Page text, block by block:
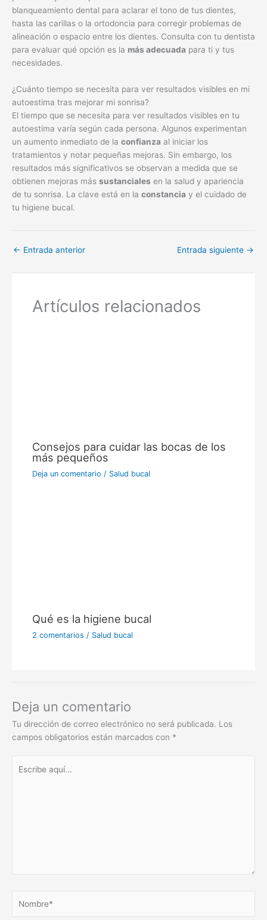
blanqueamiento dental para aclarar el tono de tus dientes,
hasta las carillas o la ortodoncia para corregir problemas de
alineación o espacio entre los dientes. Consulta con tu dentista
para evaluar qué opción es la más adecuada para ti y tus
necesidades.
¿Cuánto tiempo se necesita para ver resultados visibles en mi
autoestima tras mejorar mi sonrisa?
El tiempo que se necesita para ver resultados visibles en tu
autoestima varía según cada persona. Algunos experimentan
un aumento inmediato de la confianza al iniciar los
tratamientos y notar pequeñas mejoras. Sin embargo, los
resultados más significativos se observan a medida que se
obtienen mejoras más sustanciales en la salud y apariencia
de tu sonrisa. La clave está en la constancia y el cuidado de
tu higiene bucal.
← Entrada anterior Entrada siguiente →
Artículos relacionados
Consejos para cuidar las bocas de los
más pequeños
Deja un comentario / Salud bucal
Qué es la higiene bucal
2 comentarios / Salud bucal
Deja un comentario
Tu dirección de correo electrónico no será publicada. Los
campos obligatorios están marcados con *
aquí...